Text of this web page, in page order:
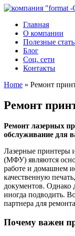
Главная
О компании
Полезные
Блог
Соц. сети
Контакты
Home » Ремонт
Ремонт
Ремонт лазерных
обслуживание для
Лазерные принтеры
(МФУ) являются
работе и домашнем
качественную
документов. Однако
иногда подводить.
партнера для
Почему важен